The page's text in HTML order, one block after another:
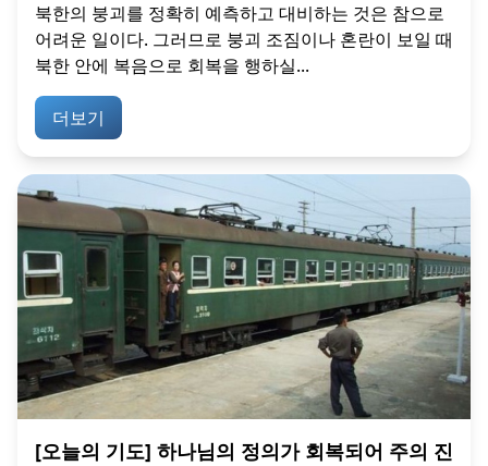
북한의 붕괴를 정확히 예측하고 대비하는 것은 참으로
어려운 일이다. 그러므로 붕괴 조짐이나 혼란이 보일 때
북한 안에 복음으로 회복을 행하실...
더보기
[오늘의 기도] 하나님의 정의가 회복되어 주의 진